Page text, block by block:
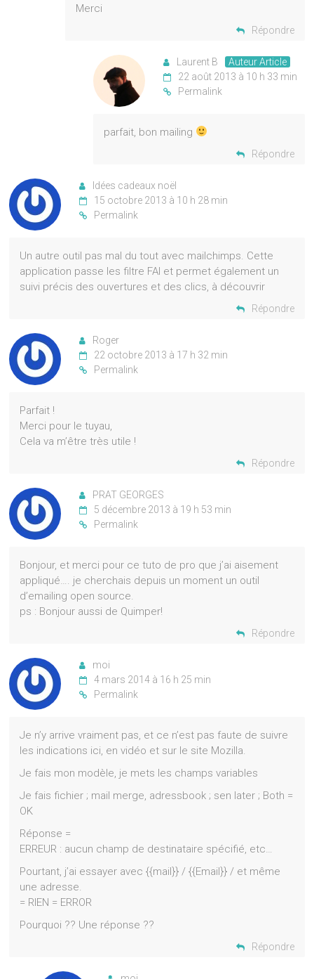
Merci
Répondre
Laurent B
Auteur Article
22 août 2013 à 10 h 33 min
Permalink
parfait, bon mailing
Répondre
Idées cadeaux noël
15 octobre 2013 à 10 h 28 min
Permalink
Un autre outil pas mal du tout avec mailchimps. Cette
application passe les filtre FAI et permet également un
suivi précis des ouvertures et des clics, à découvrir
Répondre
Roger
22 octobre 2013 à 17 h 32 min
Permalink
Parfait !
Merci pour le tuyau,
Cela va m’être très utile !
Répondre
PRAT GEORGES
5 décembre 2013 à 19 h 53 min
Permalink
Bonjour, et merci pour ce tuto de pro que j’ai aisement
appliqué…. je cherchais depuis un moment un outil
d’emailing open source.
ps : Bonjour aussi de Quimper!
Répondre
moi
4 mars 2014 à 16 h 25 min
Permalink
Je n’y arrive vraiment pas, et ce n’est pas faute de suivre
les indications ici, en vidéo et sur le site Mozilla.
Je fais mon modèle, je mets les champs variables
Je fais fichier ; mail merge, adressbook ; sen later ; Both =
OK
Réponse =
ERREUR : aucun champ de destinataire spécifié, etc…
Pourtant, j’ai essayer avec {{mail}} / {{Email}} / et même
une adresse.
= RIEN = ERROR
Pourquoi ?? Une réponse ??
Répondre